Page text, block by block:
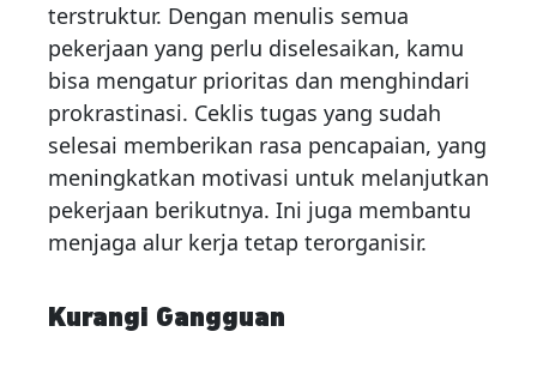
terstruktur. Dengan menulis semua
pekerjaan yang perlu diselesaikan, kamu
bisa mengatur prioritas dan menghindari
prokrastinasi. Ceklis tugas yang sudah
selesai memberikan rasa pencapaian, yang
meningkatkan motivasi untuk melanjutkan
pekerjaan berikutnya. Ini juga membantu
menjaga alur kerja tetap terorganisir.
Kurangi Gangguan